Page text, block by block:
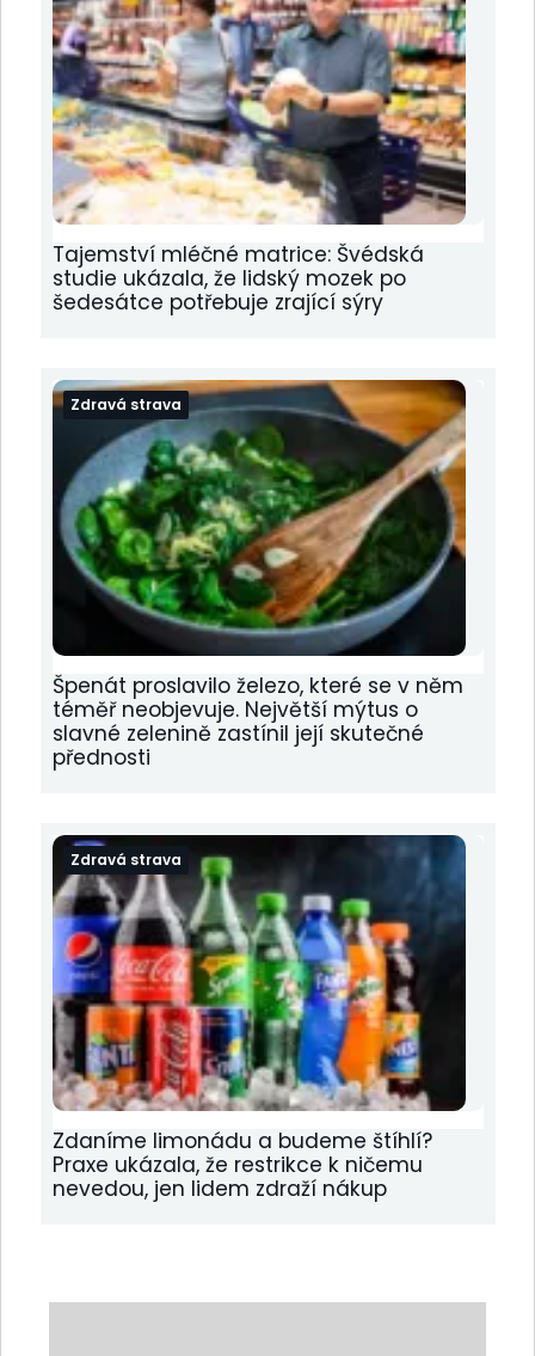
Tajemství mléčné matrice: Švédská
studie ukázala, že lidský mozek po
šedesátce potřebuje zrající sýry
Zdravá strava
Špenát proslavilo železo, které se v něm
téměř neobjevuje. Největší mýtus o
slavné zelenině zastínil její skutečné
přednosti
Zdravá strava
Zdaníme limonádu a budeme štíhlí?
Praxe ukázala, že restrikce k ničemu
nevedou, jen lidem zdraží nákup